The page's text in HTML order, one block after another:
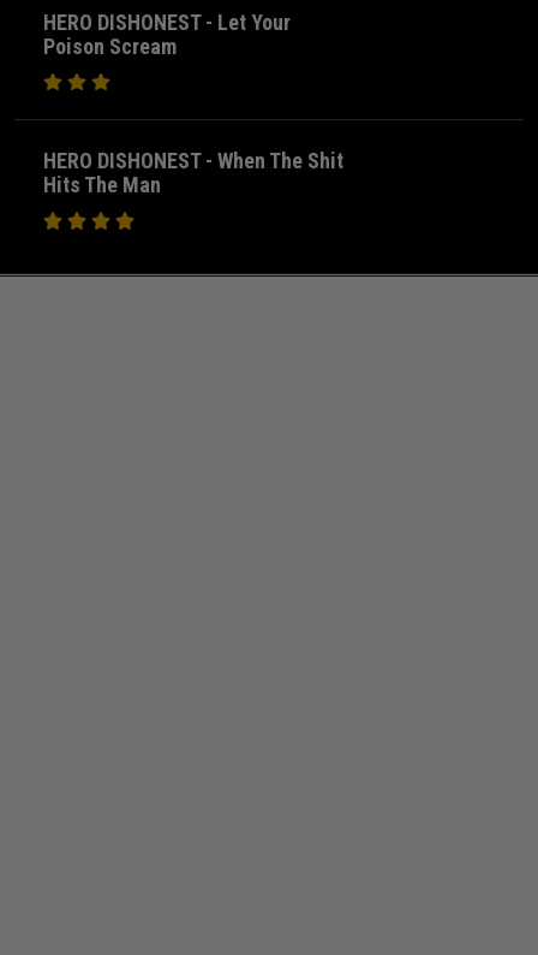
HERO DISHONEST - Let Your
Poison Scream
HERO DISHONEST - When The Shit
Hits The Man